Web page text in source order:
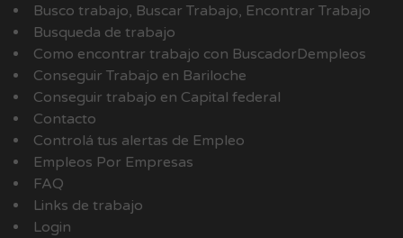
Busco trabajo, Buscar Trabajo, Encontrar Trabajo
Busqueda de trabajo
Como encontrar trabajo con BuscadorDempleos
Conseguir Trabajo en Bariloche
Conseguir trabajo en Capital federal
Contacto
Controlá tus alertas de Empleo
Empleos Por Empresas
FAQ
Links de trabajo
Login